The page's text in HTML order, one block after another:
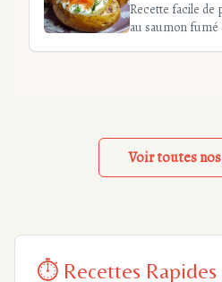
Recette facile de
au saumon
Voir toutes
⏱️ Recettes Rapides